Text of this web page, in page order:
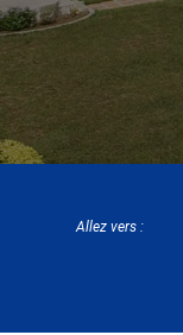
Allez vers :